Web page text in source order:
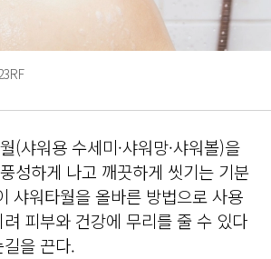
(샤워용 수세미·샤워망·샤워볼)을
성하게 나고 깨끗하게 씻기는 기분
샤워타월을 올바른 방법으로 사용
피부와 건강에 무리를 줄 수 있다
을 끈다.